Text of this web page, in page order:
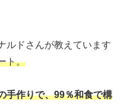
ルドさんが教えています
ト。
手作りで、99％和食で構